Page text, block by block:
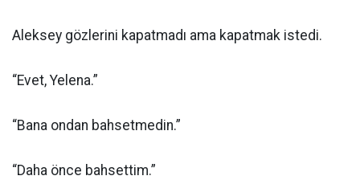
Aleksey gözlerini kapatmadı ama kapatmak istedi.
“Evet, Yelena.”
“Bana ondan bahsetmedin.”
“Daha önce bahsettim.”